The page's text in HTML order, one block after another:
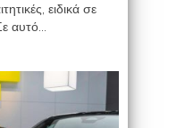
ειδικά σε
αυτό...